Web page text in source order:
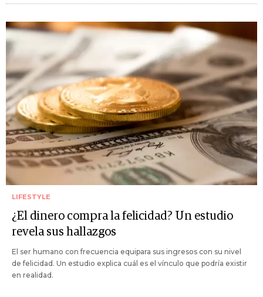
LIFESTYLE
¿El dinero compra la felicidad? Un estudio
revela sus hallazgos
El ser humano con frecuencia equipara sus ingresos con su nivel
de felicidad. Un estudio explica cuál es el vínculo que podría existir
en realidad.